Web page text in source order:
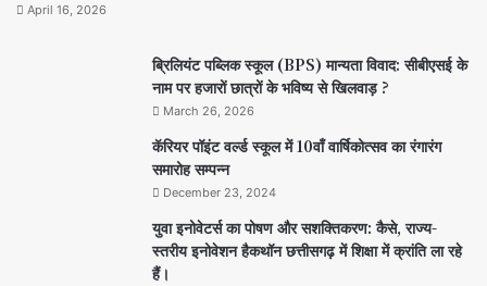
April 16, 2026
ब्रिलियंट पब्लिक स्कूल (BPS) मान्यता विवाद: सीबीएसई के
नाम पर हजारों छात्रों के भविष्य से खिलवाड़ ?
March 26, 2026
कॅरियर पॉइंट वर्ल्ड स्कूल में 10वाँ वार्षिकोत्सव का रंगारंग
समारोह सम्पन्न
December 23, 2024
युवा इनोवेटर्स का पोषण और सशक्तिकरण: कैसे, राज्य-
स्तरीय इनोवेशन हैकथॉन छत्तीसगढ़ में शिक्षा में क्रांति ला रहे
हैं।